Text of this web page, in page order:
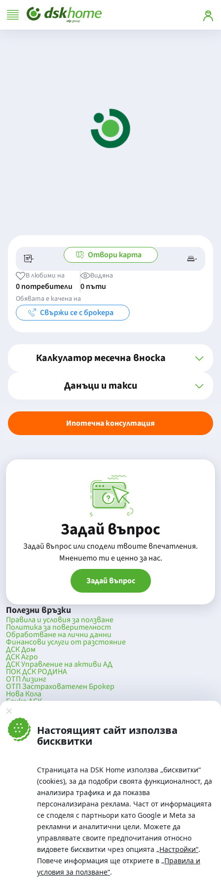
Настоящият сайт използва
бисквитки
Страницата на DSK Home използва „бисквитки“
(cookies), за да подобри своята функционалност, да
анализира трафика и да показва
персонализирана реклама. Част от информацията
се споделя с партньори като Google и Meta за
рекламни и аналитични цели. Можете да
управлявате своите предпочитания относно
видовете бисквитки чрез опцията „Настройки“.
Повече информация ще откриете в „Правила и
условия за ползване“.
- -/- -
Отвори карта
В любими на
0 потребители
Видяна
0 пъти
Обявата е качена на
Свържи се с брокера
Калкулатор месечна вноска
Данъци и такси
Ипотечна консултация
Задай въпрос
Задай въпрос или сподели твоите впечатления.
Mнението ти е ценно за нас.
Задай въпрос
Полезни връзки
Правила и условия за ползване
Политика за поверителност
Обработване на лични данни
Финансови услуги от разстояние
ДСК Дом
ДСК Агро
ДСК Управление на активи АД
ПОК ДСК РОДИНА
ОТП Лизинг
ОТП Застрахователен Брокер
Нова Кола
Банка ДСК
DSK Mobile
Оферти за продажба от Банка ДСК
Клонова мрежа и банкомати
До началото на страницата
Телефон:
0700 10 375 / *2375
Московска No.19 / ул. Г. Бенковски No. 5, София 1036
SWIFT/BIC: